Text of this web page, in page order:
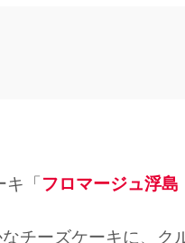
「 フロマージュ浮島
チーズケーキに、ク